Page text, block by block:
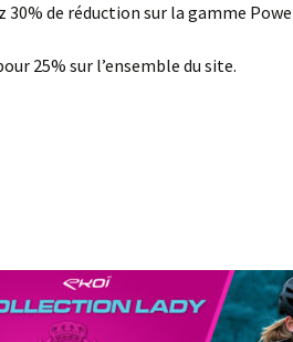
30% de réduction sur la gamme
25% sur l’ensemble du site.